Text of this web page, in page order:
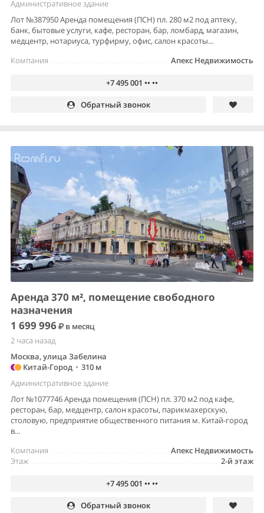
Административное здание
Лот №387950 Аренда помещения (ПСН) пл. 280 м2 под аптеку,
банк, бытовые услуги, кафе, ресторан, бар, ломбард, магазин,
медцентр, нотариуса, турфирму, офис, салон красоты...
Апекс Недвижимость
Компания
+7 495 001 •• ••
Обратный звонок
Аренда 370 м², помещение свободного
назначения
1 699 996
в месяц
2 часа назад
Москва, улица Забелина
Китай-Город • 310 м
Административное здание
Лот №1077746 Аренда помещения (ПСН) пл. 370 м2 под кафе,
ресторан, бар, медцентр, салон красоты, парикмахерскую,
столовую, предприятие общественного питания м. Китай-город
в...
Апекс Недвижимость
Компания
2-й этаж
Этаж
+7 495 001 •• ••
Обратный звонок